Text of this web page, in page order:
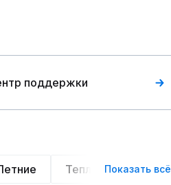
поддержки
Теплые Легкие
Показать всё